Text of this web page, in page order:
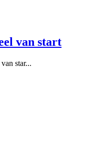
van start
star...